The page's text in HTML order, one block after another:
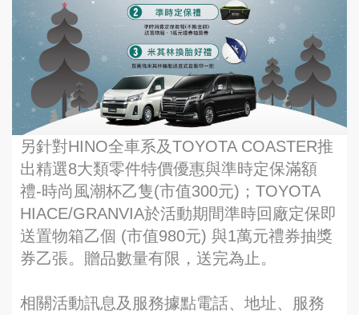
另針對HINO全車系及TOYOTA COASTER推
出精選8大類零件特價優惠與準時定保滿額
禮-時尚風潮杯乙隻(市值300元)；TOYOTA
HIACE/GRANVIA於活動期間準時回廠定保即
送置物箱乙個 (市值980元) 與1萬元禮券抽獎
券乙張。贈品數量有限，送完為止。
相關活動訊息及服務據點電話、地址、服務